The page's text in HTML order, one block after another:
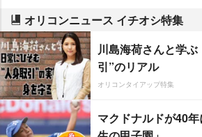
オリコンニュース イチオシ特集
川島海荷さんと学
引”のリアル
オリコンタイアップ特集
マクドナルドが40